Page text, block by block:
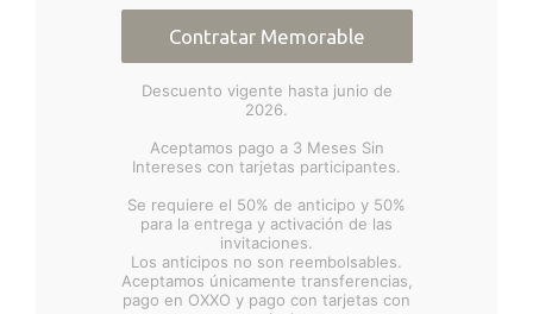
Contratar Memorable
Descuento vigente hasta junio de
2026.
Aceptamos pago a 3 Meses Sin
Intereses con tarjetas participantes.
Se requiere el 50% de anticipo y 50%
para la entrega y activación de las
invitaciones.
Los anticipos no son reembolsables.
Aceptamos únicamente transferencias,
pago en OXXO y pago con tarjetas con